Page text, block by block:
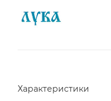
Характеристики